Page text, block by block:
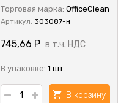
Торговая марка: OfficeClean
Артикул: 303087-н
745,66 Р в т.ч. НДС
В упаковке: 1 шт.
В корзину